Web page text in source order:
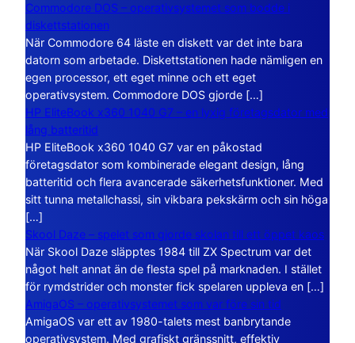
Commodore DOS – operativsystemet som bodde i
diskettstationen
När Commodore 64 läste en diskett var det inte bara
datorn som arbetade. Diskettstationen hade nämligen en
egen processor, ett eget minne och ett eget
operativsystem. Commodore DOS gjorde […]
HP EliteBook x360 1040 G7 – en lyxig företagsdator med
lång batteritid
HP EliteBook x360 1040 G7 var en påkostad
företagsdator som kombinerade elegant design, lång
batteritid och flera avancerade säkerhetsfunktioner. Med
sitt tunna metallchassi, sin vikbara pekskärm och sin höga
[…]
Skool Daze – spelet som gjorde skolan till ett öppet kaos
När Skool Daze släpptes 1984 till ZX Spectrum var det
något helt annat än de flesta spel på marknaden. I stället
för rymdstrider och monster fick spelaren uppleva en […]
AmigaOS – operativsystemet som var före sin tid
AmigaOS var ett av 1980-talets mest banbrytande
operativsystem. Med grafiskt gränssnitt, effektiv